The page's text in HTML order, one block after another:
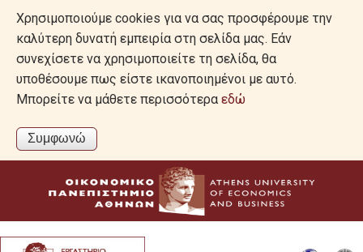
Χρησιμοποιούμε cookies για να σας προσφέρουμε την
καλύτερη δυνατή εμπειρία στη σελίδα μας. Εάν
συνεχίσετε να χρησιμοποιείτε τη σελίδα, θα
υποθέσουμε πως είστε ικανοποιημένοι με αυτό.
Μπορείτε να μάθετε περισσότερα εδώ